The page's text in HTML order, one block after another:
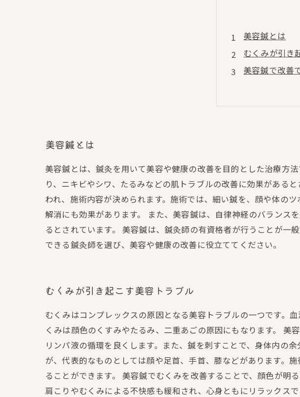
美容鍼とは
むくみが引き
美容鍼で改善
美容鍼とは
美容鍼とは、鍼灸を用いて美容や健康の改善を目的とした治療方
り、ニキビやシワ、たるみなどの肌トラブルの改善に効果がある
われ、施術内容が決められます。施術では、細い鍼を、顔や体の
解消にも効果があります。 また、美容鍼は、自律神経のバランス
るとされています。 美容鍼は、鍼灸師の有資格者が行うことが一
できる鍼灸師を選び、美容や健康の改善に役立ててください。
むくみが引き起こす美容トラブル
むくみはコンプレックスの原因となる美容トラブルの一つです。
くみは顔色のくすみやたるみ、二重あごの原因にもなります。 美
リンパ液の循環を良くします。また、鍼を刺すことで、身体内の
が、代表的なものとしては顔や足首、手首、膝などがあります。
ることができます。 美容鍼でむくみを改善することで、顔色が明
肩こりやむくみによる不快感も緩和され、心身ともにリラックスで